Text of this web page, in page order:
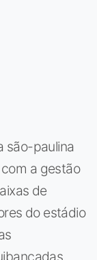
são-paulina
a gestão
de
do estádio